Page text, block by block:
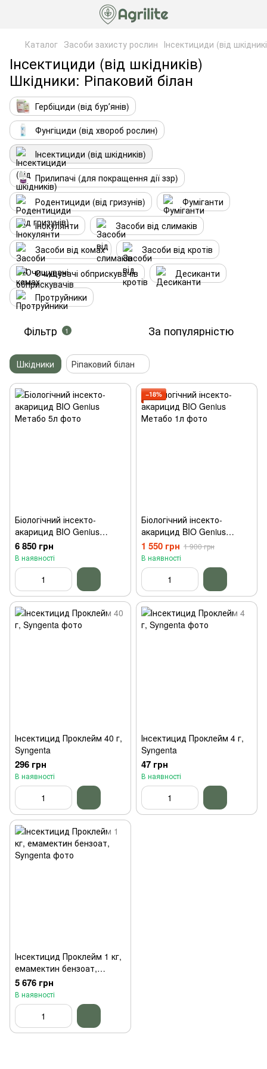
Каталог Засоби захисту рослин Інсектициди (від
Інсектициди (від шкідників)
Шкідники: Ріпаковий білан
Гербіциди (від бурʼянів)
Фунгіциди (від хвороб рослин)
Інсектициди (від шкідників)
Прилипачі (для покращення дії ззр)
Родентициди (від гризунів)
Фуміганти
Інокулянти
Засоби від слимаків
Засоби від комах
Засоби від кротів
Очищувачі обприскувачів
Десиканти
Протруйники
Фільтр 1 За популярністю
Шкідники Ріпаковий білан
Біологічний інсекто-
акарицид BIO Genius
Метабо 5л
6 850 грн
В наявності
−18%
Біологічний інсекто-
акарицид BIO Genius
Метабо 1л
1 550 грн 1 900 грн
В наявності
Інсектицид Проклейм 40 г,
Syngenta
296 грн
В наявності
Інсектицид Проклейм 4 г,
Syngenta
47 грн
В наявності
Інсектицид Проклейм 1 кг,
емамектин бензоат,
Syngenta
5 676 грн
В наявності